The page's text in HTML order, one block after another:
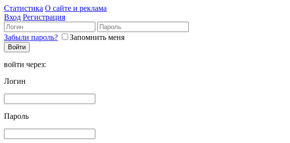
Статистика О сайте и реклама
Вход Регистрация
Забыли пароль? Запомнить меня
войти через:
Логин
Пароль